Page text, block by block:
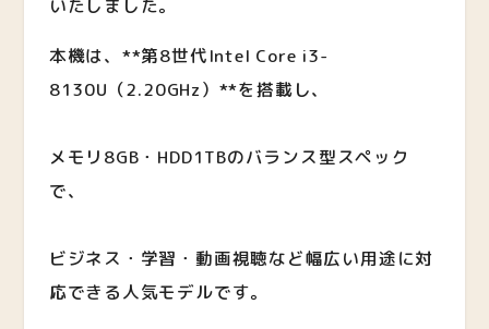
いたしました。
本機は、**第8世代Intel Core i3-
8130U（2.20GHz）**を搭載し、
メモリ8GB・HDD1TBのバランス型スペック
で、
ビジネス・学習・動画視聴など幅広い用途に対
応できる人気モデルです。